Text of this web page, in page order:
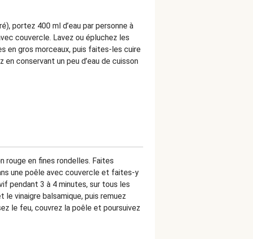
portez 400 ml d’eau par personne à
couvercle. Lavez ou épluchez les
en gros morceaux, puis faites-les cuire
conservant un peu d’eau de cuisson
rouge en fines rondelles. Faites
une poêle avec couvercle et faites-y
pendant 3 à 4 minutes, sur tous les
le vinaigre balsamique, puis remuez
le feu, couvrez la poêle et poursuivez